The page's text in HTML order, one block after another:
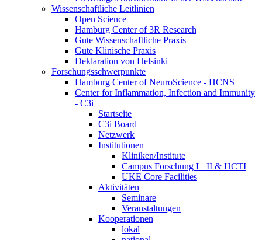
Wissenschaftliche Leitlinien
Open Science
Hamburg Center of 3R Research
Gute Wissenschaftliche Praxis
Gute Klinische Praxis
Deklaration von Helsinki
Forschungsschwerpunkte
Hamburg Center of NeuroScience - HCNS
Center for Inflammation, Infection and Immunity
- C3i
Startseite
C3i Board
Netzwerk
Institutionen
Kliniken/Institute
Campus Forschung I +II & HCTI
UKE Core Facilities
Aktivitäten
Seminare
Veranstaltungen
Kooperationen
lokal